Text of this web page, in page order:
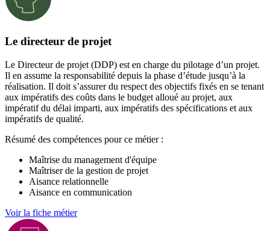
Le directeur de projet
Le Directeur de projet (DDP) est en charge du pilotage d’un projet.
Il en assume la responsabilité depuis la phase d’étude jusqu’à la
réalisation. Il doit s’assurer du respect des objectifs fixés en se tenant
aux impératifs des coûts dans le budget alloué au projet, aux
impératif du délai imparti, aux impératifs des spécifications et aux
impératifs de qualité.
Résumé des compétences pour ce métier :
Maîtrise du management d'équipe
Maîtriser de la gestion de projet
Aisance relationnelle
Aisance en communication
Voir la fiche métier